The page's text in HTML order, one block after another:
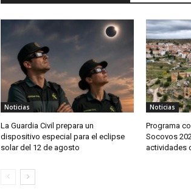
Noticias
La Guardia Civil prepara un
dispositivo especial para el eclipse
solar del 12 de agosto
Noticias
Programa
Socovos
actividades